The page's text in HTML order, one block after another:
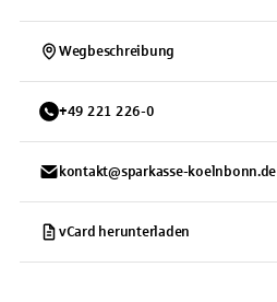
Wegbeschreibung
+49 221 226-0
kontakt@sparkasse-koelnbonn.de
vCard herunterladen